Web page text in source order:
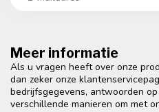
Meer informatie
Als u vragen heeft over onze
dan zeker onze
bedrijfsgegevens, antwoorden
verschillende manieren om met